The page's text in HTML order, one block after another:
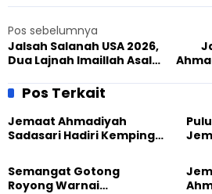
Pos sebelumnya
Jalsah Salanah USA 2026,
Dua Lajnah Imaillah Asal
Berkontribusi
Pos Terkait
Jemaat Ahmadiyah
Sadasari Hadiri Kemping
Semangat Gotong
Royong Warnai